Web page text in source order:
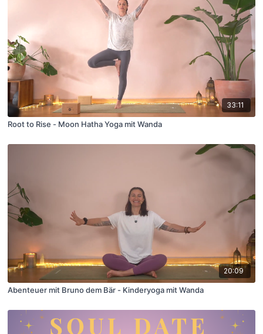
33:11
Root to Rise - Moon Hatha Yoga mit Wanda
20:09
Abenteuer mit Bruno dem Bär - Kinderyoga mit Wanda